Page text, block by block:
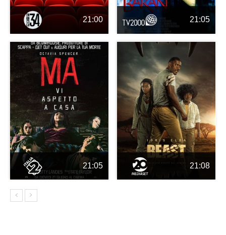
21:00 21:05
21:05 21:08